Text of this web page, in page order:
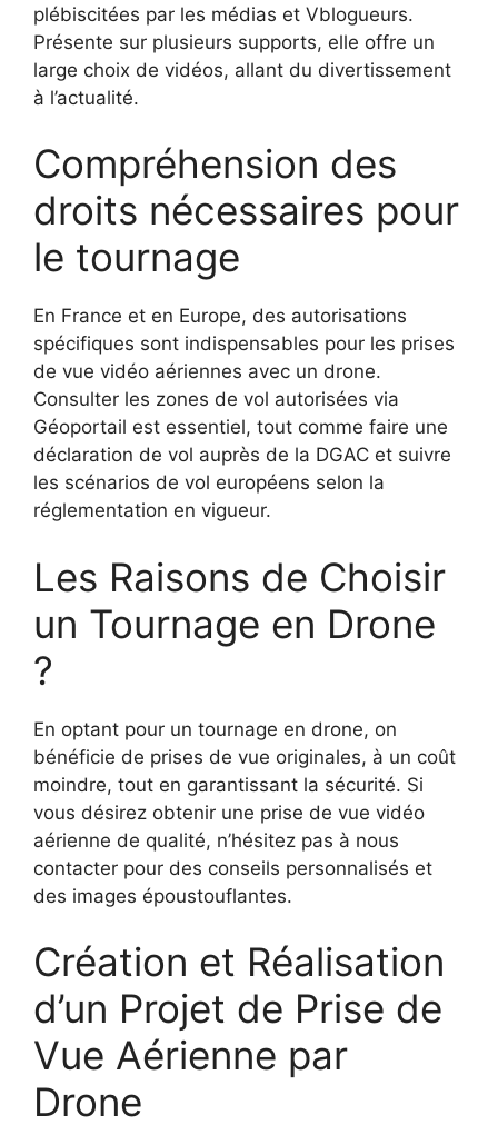
plébiscitées par les médias et Vblogueurs.
Présente sur plusieurs supports, elle offre un
large choix de vidéos, allant du divertissement
à l’actualité.
Compréhension des
droits nécessaires pour
le tournage
En France et en Europe, des autorisations
spécifiques sont indispensables pour les prises
de vue vidéo aériennes avec un drone.
Consulter les zones de vol autorisées via
Géoportail est essentiel, tout comme faire une
déclaration de vol auprès de la DGAC et suivre
les scénarios de vol européens selon la
réglementation en vigueur.
Les Raisons de Choisir
un Tournage en Drone
?
En optant pour un tournage en drone, on
bénéficie de prises de vue originales, à un coût
moindre, tout en garantissant la sécurité. Si
vous désirez obtenir une prise de vue vidéo
aérienne de qualité, n’hésitez pas à nous
contacter pour des conseils personnalisés et
des images époustouflantes.
Création et Réalisation
d’un Projet de Prise de
Vue Aérienne par
Drone